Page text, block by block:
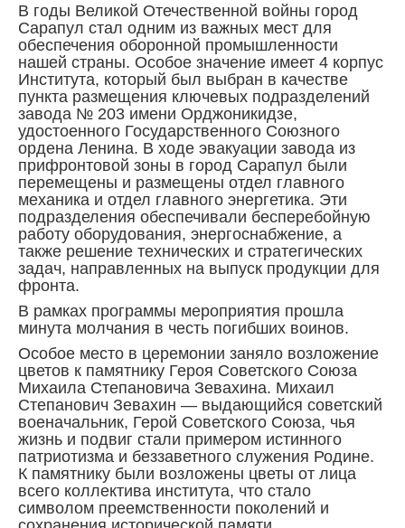
В годы Великой Отечественной войны город
Сарапул стал одним из важных мест для
обеспечения оборонной промышленности
нашей страны. Особое значение имеет 4 корпус
Института, который был выбран в качестве
пункта размещения ключевых подразделений
завода № 203 имени Орджоникидзе,
удостоенного Государственного Союзного
ордена Ленина. В ходе эвакуации завода из
прифронтовой зоны в город Сарапул были
перемещены и размещены отдел главного
механика и отдел главного энергетика. Эти
подразделения обеспечивали бесперебойную
работу оборудования, энергоснабжение, а
также решение технических и стратегических
задач, направленных на выпуск продукции для
фронта.
В рамках программы мероприятия прошла
минута молчания в честь погибших воинов.
Особое место в церемонии заняло возложение
цветов к памятнику Героя Советского Союза
Михаила Степановича Зевахина. Михаил
Степанович Зевахин — выдающийся советский
военачальник, Герой Советского Союза, чья
жизнь и подвиг стали примером истинного
патриотизма и беззаветного служения Родине.
К памятнику были возложены цветы от лица
всего коллектива института, что стало
символом преемственности поколений и